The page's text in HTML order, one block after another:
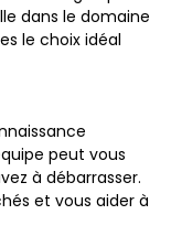
dans le domaine
le choix idéal
peut vous
à débarrasser.
et vous aider à